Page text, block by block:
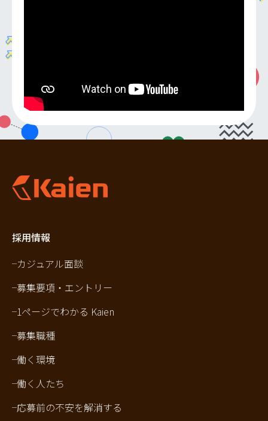
採用情報
カジュアル面談
募集要項・エントリー
1ページでわかる Kaien
募集職種
働く環境
働く人たち
応募前の不安を解消する